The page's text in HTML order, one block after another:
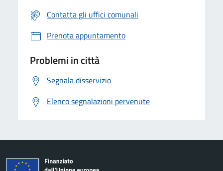
Contatta gli uffici comunali
Prenota appuntamento
Problemi in città
Segnala disservizio
Elenco segnalazioni pervenute